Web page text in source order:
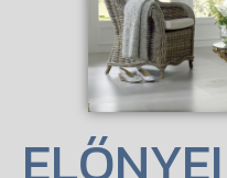
ELŐNYEI